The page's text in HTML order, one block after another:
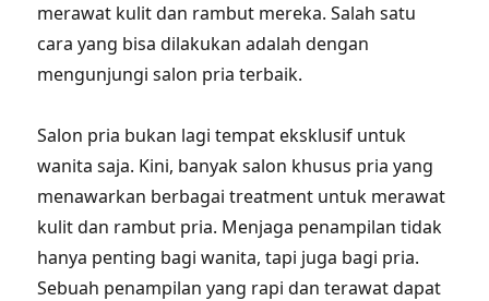
merawat kulit dan rambut mereka. Salah satu
cara yang bisa dilakukan adalah dengan
mengunjungi salon pria terbaik.
Salon pria bukan lagi tempat eksklusif untuk
wanita saja. Kini, banyak salon khusus pria yang
menawarkan berbagai treatment untuk merawat
kulit dan rambut pria. Menjaga penampilan tidak
hanya penting bagi wanita, tapi juga bagi pria.
Sebuah penampilan yang rapi dan terawat dapat